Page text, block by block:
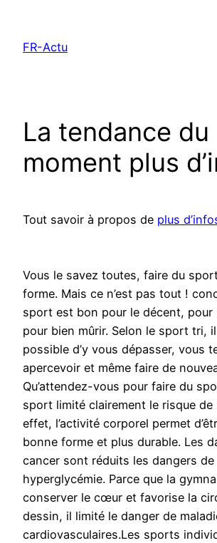
contenu
FR-Actu
La tendance du
moment plus
Tout savoir à propos de plus
Vous le savez toutes, faire du
forme. Mais ce n’est pas tout !
sport est bon pour le décent, pour
pour bien mûrir. Selon le sport tri,
possible d’y vous dépasser, vous
apercevoir et même faire de
Qu’attendez-vous pour faire du
sport limité clairement le risque de
effet, l’activité corporel permet
bonne forme et plus durable. Les
cancer sont réduits les dangers de
hyperglycémie. Parce que la
conserver le cœur et favorise la
dessin, il limité le danger de
cardiovasculaires.Les sports